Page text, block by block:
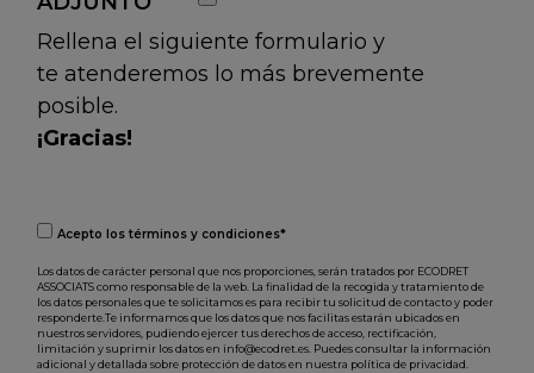
Rellena el siguiente formulario y
te atenderemos lo más brevemente
posible.
¡Gracias!
Acepto los términos y condiciones*
Los datos de carácter personal que nos proporciones, serán tratados por ECODRET
ASSOCIATS como responsable de la web. La finalidad de la recogida y tratamiento de
los datos personales que te solicitamos es para recibir tu solicitud de contacto y poder
responderte.Te informamos que los datos que nos facilitas estarán ubicados en
nuestros servidores, pudiendo ejercer tus derechos de acceso, rectificación,
limitación y suprimir los datos en info@ecodret.es. Puedes consultar la información
adicional y detallada sobre protección de datos en nuestra política de privacidad.